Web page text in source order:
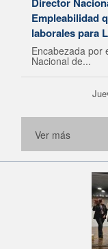
Empleabilidad
laborales para
Encabezada por
Nacional de...
Ver más